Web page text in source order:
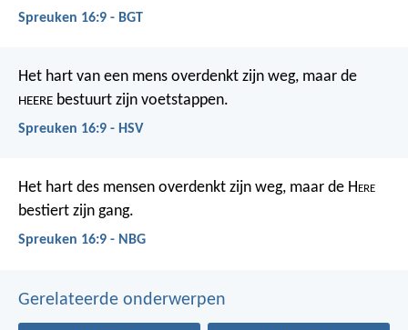
Spreuken 16:9 - BGT
Het hart van een mens overdenkt zijn weg, maar de
HEERE bestuurt zijn voetstappen.
Spreuken 16:9 - HSV
Het hart des mensen overdenkt zijn weg, maar de Here
bestiert zijn gang.
Spreuken 16:9 - NBG
Gerelateerde onderwerpen